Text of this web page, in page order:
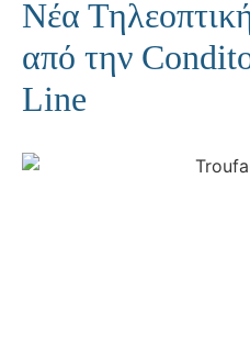
Νέα
από την
Line